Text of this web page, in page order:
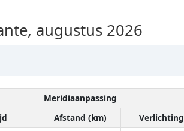
augustus 2026
Meridiaanpassing
Afstand (km)
Verlichting